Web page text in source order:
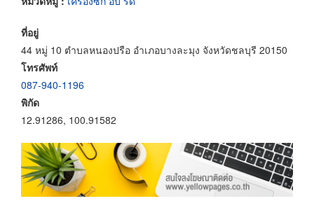
ที่อยู่
44 หมู่ 10 ตำบลหนองปรือ อำเภอบางละมุง จังหวัดชลบุรี 20150
โทรศัพท์
087-940-1196
พิกัด
12.91286, 100.91582